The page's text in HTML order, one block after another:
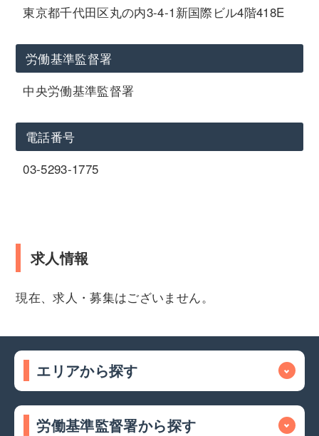
東京都千代田区丸の内3-4-1新国際ビル4階418E
労働基準監督署
中央労働基準監督署
電話番号
03-5293-1775
求人情報
現在、求人・募集はございません。
エリアから探す
労働基準監督署から探す